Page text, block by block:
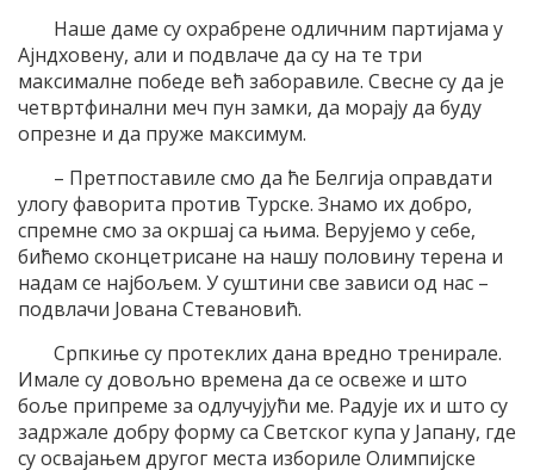
Наше даме су охрабрене одличним партијама у
Ајндховену, али и подвлаче да су на те три
максималне победе већ заборавиле. Свесне су да је
четвртфинални меч пун замки, да морају да буду
опрезне и да пруже максимум.
– Претпоставиле смо да ће Белгија оправдати
улогу фаворита против Турске. Знамо их добро,
спремне смо за окршај са њима. Верујемо у себе,
бићемо сконцетрисане на нашу половину терена и
надам се најбољем. У суштини све зависи од нас –
подвлачи Јована Стевановић.
Српкиње су протеклих дана вредно тренирале.
Имале су довољно времена да се освеже и што
боље припреме за одлучујући ме. Радује их и што су
задржале добру форму са Светског купа у Јапану, где
су освајањем другог места избориле Олимпијске